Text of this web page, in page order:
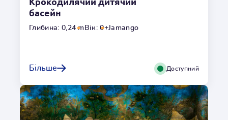
Віддайтеся лінивій течії річки, і на вас чекають
численні пригоди на цьому шляху. Унікальний 130-
метровий басейн подарує вам незабутні враження.
Місцезнаходження
Всередині
басейн
Глибина: 0,24 mВік: 0+Jamango
Більше Доступний